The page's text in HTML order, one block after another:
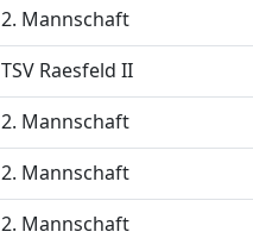
2. Mannschaft
TSV Raesfeld II
2. Mannschaft
2. Mannschaft
2. Mannschaft